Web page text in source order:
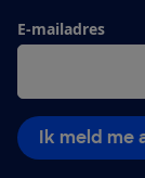
E-mailadres
Ik meld me